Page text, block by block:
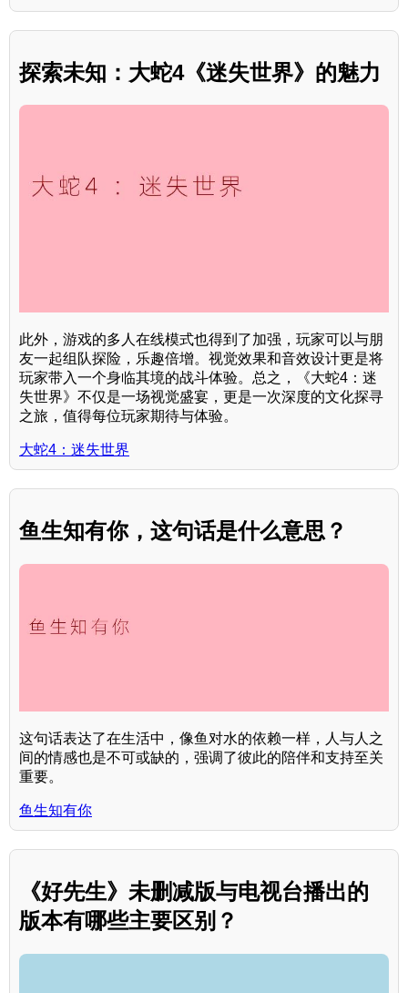
探索未知：大蛇4《迷失世界》的魅力
此外，游戏的多人在线模式也得到了加强，玩家可以与朋
友一起组队探险，乐趣倍增。视觉效果和音效设计更是将
玩家带入一个身临其境的战斗体验。总之，《大蛇4：迷
失世界》不仅是一场视觉盛宴，更是一次深度的文化探寻
之旅，值得每位玩家期待与体验。
大蛇4：迷失世界
鱼生知有你，这句话是什么意思？
这句话表达了在生活中，像鱼对水的依赖一样，人与人之
间的情感也是不可或缺的，强调了彼此的陪伴和支持至关
重要。
鱼生知有你
《好先生》未删减版与电视台播出的
版本有哪些主要区别？